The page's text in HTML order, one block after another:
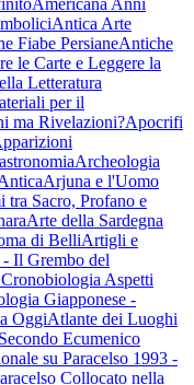
Antica Arte
Fiabe PersianeAntiche
le Carte e Leggere la
Letteratura
per il
ma Rivelazioni?Apocrifi
Archeologia
Arjuna e l'Uomo
tra Sacro, Profano e
Arte della Sardegna
di BelliArtigli e
Il Grembo del
Aspetti
Giapponese -
OggiAtlante dei Luoghi
Ecumenico
su Paracelso 1993 -
Collocato nella